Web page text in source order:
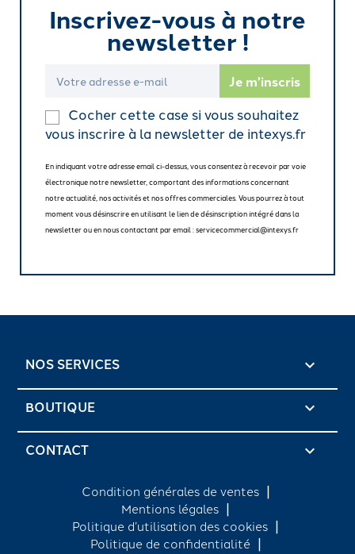
Inscrivez-vous à notre
newsletter !
Cocher cette case si vous souhaitez
vous inscrire à la newsletter de intexys.fr
En indiquant votre adresse email ci-dessus, vous consentez à recevoir par voie
électronique notre newsletter, comportant des informations concernant
notre actualité, nos activités et nos offres commerciales. Vous pourrez à tout
moment vous désinscrire en utilisant le lien de désinscription intégré dans la
newsletter ou en nous contactant par email : servicecommercial@intexys.fr
NOS SERVICES 
BOUTIQUE 
CONTACT keyboard_arrow_down
Condition générales de ventes
Mentions légales
Politique d’utilisation des cookies
Politique de confidentialité